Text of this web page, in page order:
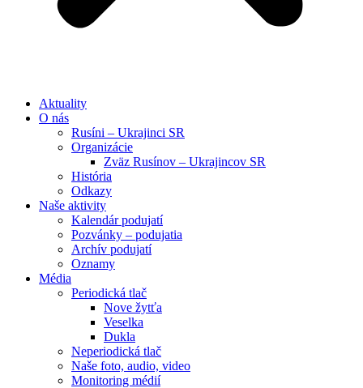
Aktuality
O nás
Rusíni – Ukrajinci SR
Organizácie
Zväz Rusínov – Ukrajincov SR
História
Odkazy
Naše aktivity
Kalendár podujatí
Pozvánky – podujatia
Archív podujatí
Oznamy
Média
Periodická tlač
Nove žytťa
Veselka
Dukla
Neperiodická tlač
Naše foto, audio, video
Monitoring médií